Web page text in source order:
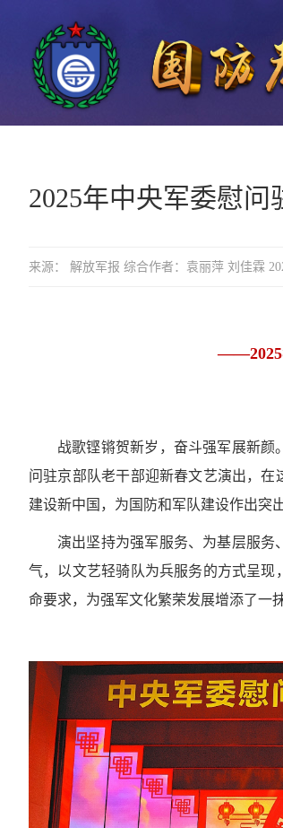
2025年中央军委慰
来源： 解放军报 综合作者：袁丽萍 刘佳霖
——2025
战歌铿锵贺新岁，奋斗强军展新
问驻京部队老干部迎新春文艺演出，
建设新中国，为国防和军队建设作出突
演出坚持为强军服务、为基层服务
气，以文艺轻骑队为兵服务的方式呈
命要求，为强军文化繁荣发展增添了一